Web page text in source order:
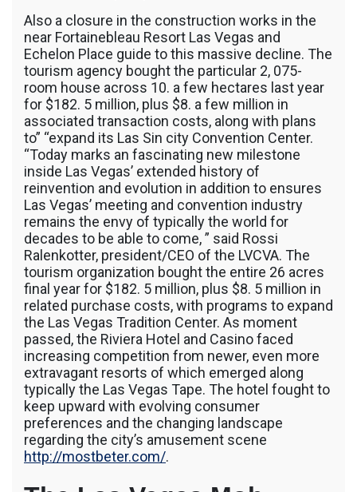
Also a closure in the construction works in the
near Fortainebleau Resort Las Vegas and
Echelon Place guide to this massive decline. The
tourism agency bought the particular 2, 075-
room house across 10. a few hectares last year
for $182. 5 million, plus $8. a few million in
associated transaction costs, along with plans
to” “expand its Las Sin city Convention Center.
“Today marks an fascinating new milestone
inside Las Vegas’ extended history of
reinvention and evolution in addition to ensures
Las Vegas’ meeting and convention industry
remains the envy of typically the world for
decades to be able to come, ” said Rossi
Ralenkotter, president/CEO of the LVCVA. The
tourism organization bought the entire 26 acres
final year for $182. 5 million, plus $8. 5 million in
related purchase costs, with programs to expand
the Las Vegas Tradition Center. As moment
passed, the Riviera Hotel and Casino faced
increasing competition from newer, even more
extravagant resorts of which emerged along
typically the Las Vegas Tape. The hotel fought to
keep upward with evolving consumer
preferences and the changing landscape
regarding the city’s amusement scene
http://mostbeter.com/.